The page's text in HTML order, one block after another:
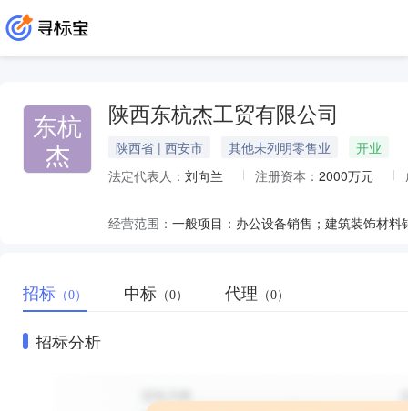
东杭
杰
陕西东杭杰工贸有限公司
陕西省 | 西安市 其他未列明零售业
开业
法定代表人： 刘向兰 注册资本： 2000万元
经营范围：
招标 （0） 中标 （0） 代理 （0）
招标分析